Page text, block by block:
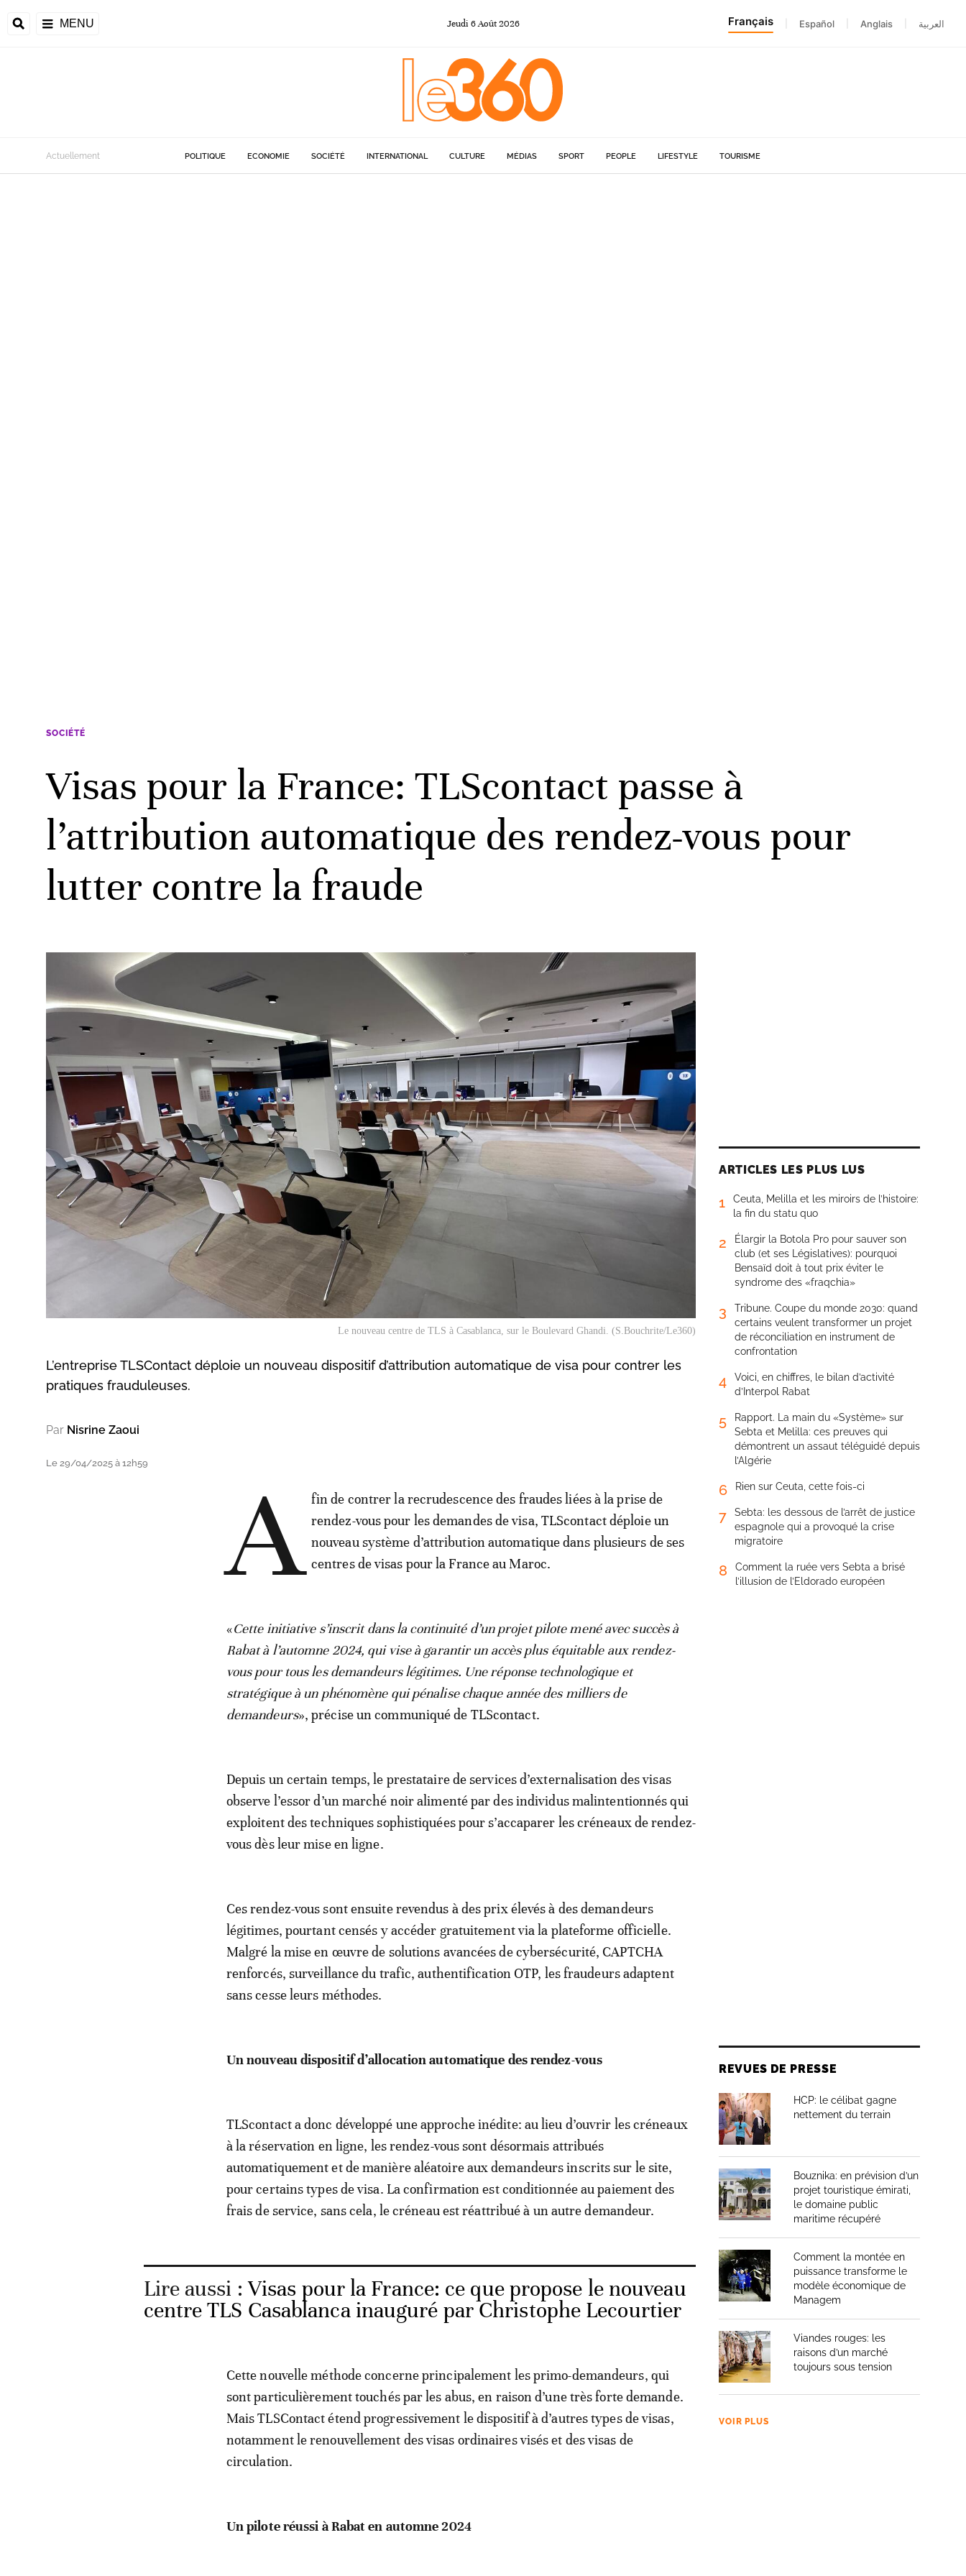
MENU Jeudi 6Août 2026 Français Español Anglais العربية
Actuellement POLITIQUE ECONOMIE SOCIÉTÉ INTERNATIONAL CULTURE MÉDIAS SPORT PEOPLE LIFESTYLE TOURISME
SOCIÉTÉ
Visas pour la France: TLScontact passe à
l’attribution automatique des rendez-vous pour
lutter contre la fraude
Le nouveau centre de TLS à Casablanca, sur le Boulevard Ghandi. (S.Bouchrite/Le360)
L’entreprise TLSContact déploie un nouveau dispositif d’attribution automatique de visa pour contrer les
pratiques frauduleuses.
Par Nisrine Zaoui
Le 29/04/2025 à 12h59 A fin de contrer la recrudescence des fraudes liées à la prise de
rendez-vous pour les demandes de visa, TLScontact déploie un
nouveau système d’attribution automatique dans plusieurs de ses
centres de visas pour la France au Maroc.
«Cette initiative s’inscrit dans la continuité d’un projet pilote mené avec succès à
Rabat à l’automne 2024, qui vise à garantir un accès plus équitable aux rendez-
vous pour tous les demandeurs légitimes. Une réponse technologique et
stratégique à un phénomène qui pénalise chaque année des milliers de
demandeurs», précise un communiqué de TLScontact.
Depuis un certain temps, le prestataire de services d’externalisation des visas
observe l’essor d’un marché noir alimenté par des individus malintentionnés qui
exploitent des techniques sophistiquées pour s’accaparer les créneaux de rendez-
vous dès leur mise en ligne.
Ces rendez-vous sont ensuite revendus à des prix élevés à des demandeurs
légitimes, pourtant censés y accéder gratuitement via la plateforme officielle.
Malgré la mise en œuvre de solutions avancées de cybersécurité, CAPTCHA
renforcés, surveillance du trafic, authentification OTP, les fraudeurs adaptent
sans cesse leurs méthodes.
Un nouveau dispositif d’allocation automatique des rendez-vous
TLScontact a donc développé une approche inédite: au lieu d’ouvrir les créneaux
à la réservation en ligne, les rendez-vous sont désormais attribués
automatiquement et de manière aléatoire aux demandeurs inscrits sur le site,
pour certains types de visa. La confirmation est conditionnée au paiement des
frais de service, sans cela, le créneau est réattribué à un autre demandeur.
Lire aussi :Visas pour la France: ce que propose le nouveau
centre TLS Casablanca inauguré par Christophe Lecourtier
Cette nouvelle méthode concerne principalement les primo-demandeurs, qui
sont particulièrement touchés par les abus, en raison d’une très forte demande.
Mais TLSContact étend progressivement le dispositif à d’autres types de visas,
notamment le renouvellement des visas ordinaires visés et des visas de
circulation.
Un pilote réussi à Rabat en automne 2024
ARTICLES LES PLUS LUS
1
Ceuta, Melilla et les miroirs de l’histoire:
la fin du statu quo
2
Élargir la Botola Pro pour sauver son
club (et ses Législatives): pourquoi
Bensaïd doit à tout prix éviter le
syndrome des «fraqchia»
3
Tribune. Coupe du monde 2030: quand
certains veulent transformer un projet
de réconciliation en instrument de
confrontation
4
Voici, en chiffres, le bilan d’activité
d’Interpol Rabat
5
Rapport. La main du «Système» sur
Sebta et Melilla: ces preuves qui
démontrent un assaut téléguidé depuis
l’Algérie
6 Rien sur Ceuta, cette fois-ci
7
Sebta: les dessous de l’arrêt de justice
espagnole qui a provoqué la crise
migratoire
8
Comment la ruée vers Sebta a brisé
l’illusion de l’Eldorado européen
REVUES DE PRESSE
HCP: le célibat gagne
nettement du terrain
Bouznika: en prévision d’un
projet touristique émirati,
le domaine public
maritime récupéré
Comment la montée en
puissance transforme le
modèle économique de
Managem
Viandes rouges: les
raisons d’un marché
toujours sous tension
VOIR PLUS